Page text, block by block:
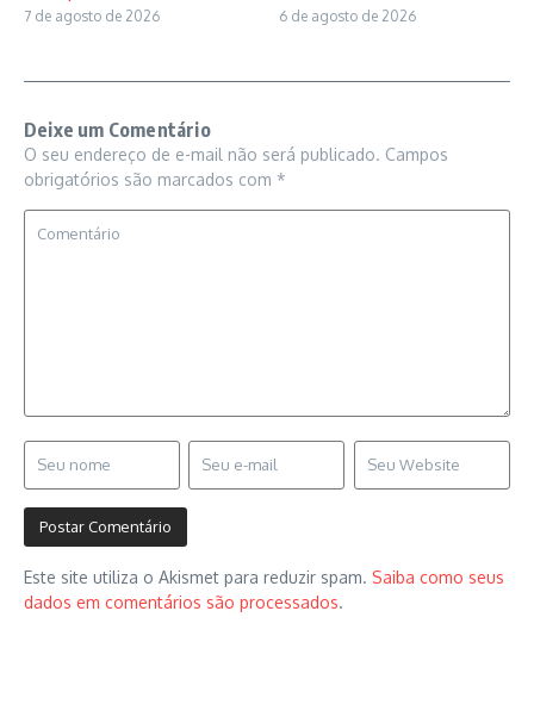
7 de agosto de 2026 6 de agosto de 2026
Deixe um Comentário
O seu endereço de e-mail não será publicado. Campos
obrigatórios são marcados com *
Este site utiliza o Akismet para reduzir spam. Saiba como seus
dados em comentários são processados.